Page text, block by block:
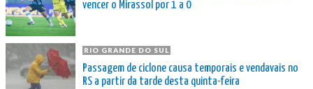
vencer o Mirassol por 1 a 0
RIO GRANDE DO SUL
Passagem de ciclone causa temporais e vendavais no
RS a partir da tarde desta quinta-feira